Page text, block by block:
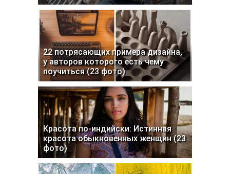
22 потрясающих примера дизайна,
у авторов которого есть чему
поучиться (23 фото)
Красота по-индийски: Истинная
красота обыкновенных женщин (23
фото)